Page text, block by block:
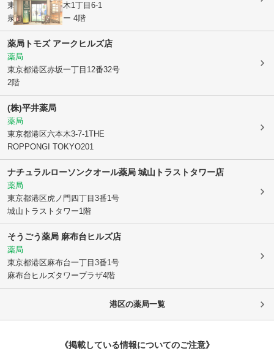
東京都港区六本木1丁目6-1
泉ガーデンタワー 4階
薬局トモズ アークヒルズ店
薬局
東京都港区赤坂一丁目12番32号
2階
(株)平井薬局
薬局
東京都港区六本木3-7-1THE
ROPPONGI TOKYO201
ナチュラルローソンクオール薬局 城山トラストタワー店
薬局
東京都港区虎ノ門四丁目3番1号
城山トラストタワー1階
そうごう薬局 麻布台ヒルズ店
薬局
東京都港区麻布台一丁目3番1号
麻布台ヒルズタワープラザ4階
港区の薬局一覧
《掲載している情報についてのご注意》